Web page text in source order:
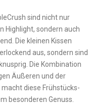
sind nicht nur
Highlight, sondern auch
Die kleinen Kissen
aus, sondern sind
Die Kombination
Äußeren und der
diese Frühstücks-
besonderen Genuss.